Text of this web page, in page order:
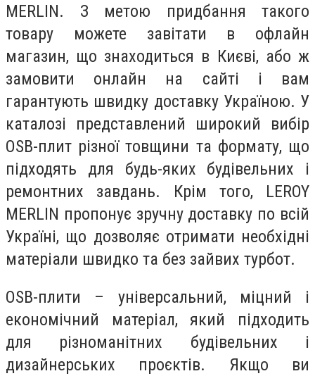
MERLIN. З метою придбання такого
товару можете завітати в офлайн
магазин, що знаходиться в Києві, або ж
замовити онлайн на сайті і вам
гарантують швидку доставку Україною. У
каталозі представлений широкий вибір
OSB-плит різної товщини та формату, що
підходять для будь-яких будівельних і
ремонтних завдань. Крім того, LEROY
MERLIN пропонує зручну доставку по всій
Україні, що дозволяє отримати необхідні
матеріали швидко та без зайвих турбот.
OSB-плити – універсальний, міцний і
економічний матеріал, який підходить
для різноманітних будівельних і
дизайнерських проєктів. Якщо ви